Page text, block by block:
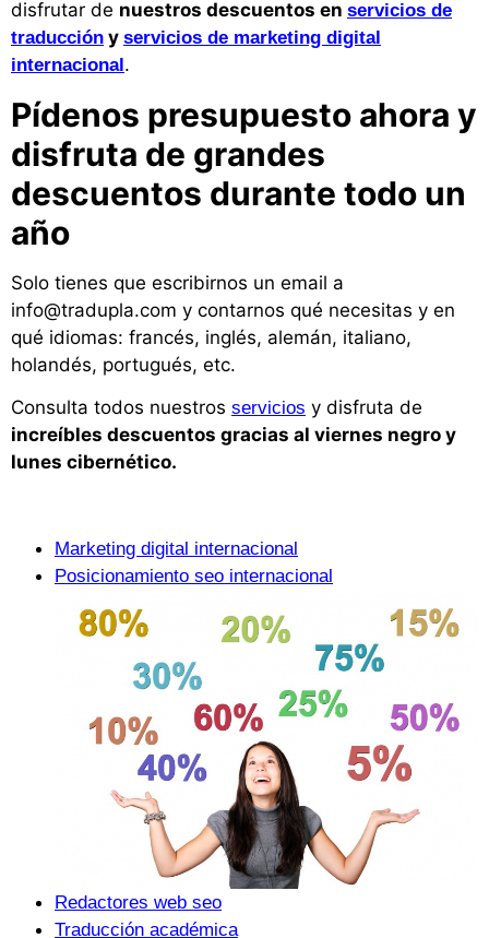
disfrutar de nuestros descuentos en servicios de
traducción y servicios de marketing digital
internacional .
Pídenos presupuesto ahora y
disfruta de grandes
descuentos durante todo un
año
Solo tienes que escribirnos un email a
info@tradupla.com y contarnos qué necesitas y en
qué idiomas: francés, inglés, alemán, italiano,
holandés, portugués, etc.
Consulta todos nuestros servicios y disfruta de
increíbles descuentos gracias al viernes negro y
lunes cibernético.
Marketing digital internacional
Posicionamiento seo internacional
Redactores web seo
Traducción académica